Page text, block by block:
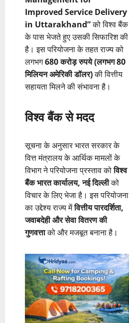
Improved Service Delivery
in Uttarakhand”को विश्व बैंक
के पास भेजते हुए उसकी सिफारिश की
है। इस परियोजना के तहत राज्य को
लगभग680 करोड़ रुपये (लगभग 80
मिलियन अमेरिकी डॉलर)की वित्तीय
सहायता मिलने की संभावना है।
विश्व बैंक से मदद
सूचना के अनुसार भारत सरकार के
वित्त मंत्रालय के आर्थिक मामलों के
विभाग ने परियोजना प्रस्ताव कोविश्व
बैंक भारत कार्यालय, नई दिल्लीको
विचार के लिए भेजा है। इस परियोजना
का उद्देश्य राज्य मेंवित्तीय पारदर्शिता,
जवाबदेही और सेवा वितरण की
गुणवत्ताको और मजबूत बनाना है।